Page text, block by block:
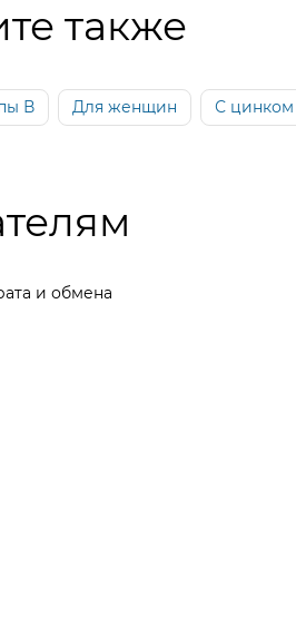
также
В Для женщин С цинком
и обмена